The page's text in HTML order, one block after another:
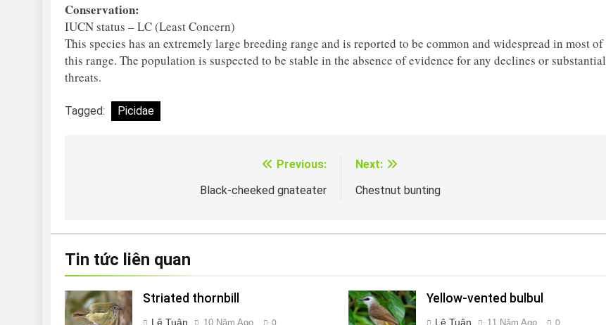
Conservation:
IUCN status – LC (Least Concern)
This species has an extremely large breeding range and is reported to be common and widespread in most of
this range. The population is suspected to be stable in the absence of evidence for any declines or substantial
threats.
Tagged: Picidae
Previous:
Black-cheeked gnateater
Next:
Chestnut bunting
Tin tức liên quan
Striated thornbill
Lê Tuân 10 Năm Ago 0
Yellow-vented bulbul
Lê Tuân 11 Năm Ago 0